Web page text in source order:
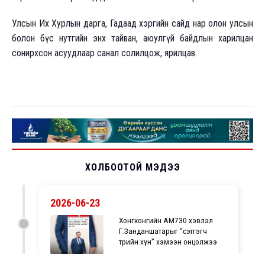
Улсын Их Хурлын дарга, Гадаад хэргийн сайд нар олон улсын
болон бүс нутгийн энх тайван, аюулгүй байдлын харилцан
сонирхсон асуудлаар санал солилцож, ярилцав.
ХОЛБООТОЙ МЭДЭЭ
2026-06-23
Хонгконгийн AM730 хэвлэл
Г.Занданшатарыг “сэтгэгч
төрийн хүн” хэмээн онцолжээ